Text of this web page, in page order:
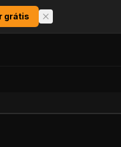
grátis